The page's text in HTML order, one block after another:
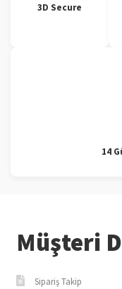
3D Secure
14
Müşteri
Sipariş Takip